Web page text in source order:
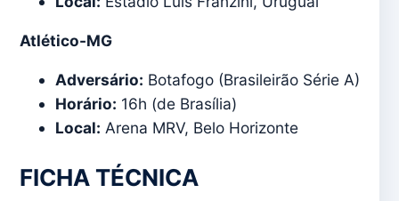
Atlético-MG
Adversário: Botafogo (Brasileirão Série A)
Horário: 16h (de Brasília)
Local: Arena MRV, Belo Horizonte
FICHA TÉCNICA